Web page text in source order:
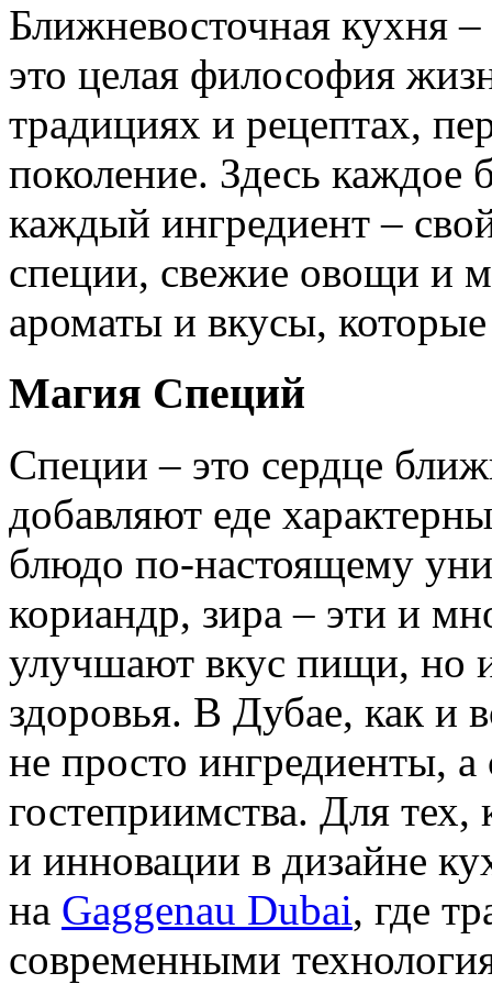
Ближневосточная кухня
это целая философия
традициях и рецептах,
поколение. Здесь
каждый ингредиент –
специи, свежие овощи и
ароматы и вкусы,
Магия Специй
Специи – это сердце
добавляют еде
блюдо по-настоящему
кориандр, зира – эти и
улучшают вкус пищи, но
здоровья. В Дубае, как и
не просто ингредиенты,
гостеприимства. Для тех,
и инновации в дизайне
на Gaggenau Dubai, где
современными